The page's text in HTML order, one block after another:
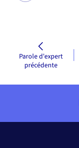
Parole d'expert
précédente